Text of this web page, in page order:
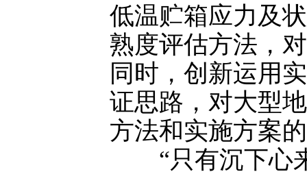
低温贮箱应力及
熟度评估方法，
同时，创新运用
证思路，对大型
方法和实施方案
“只有沉下心来